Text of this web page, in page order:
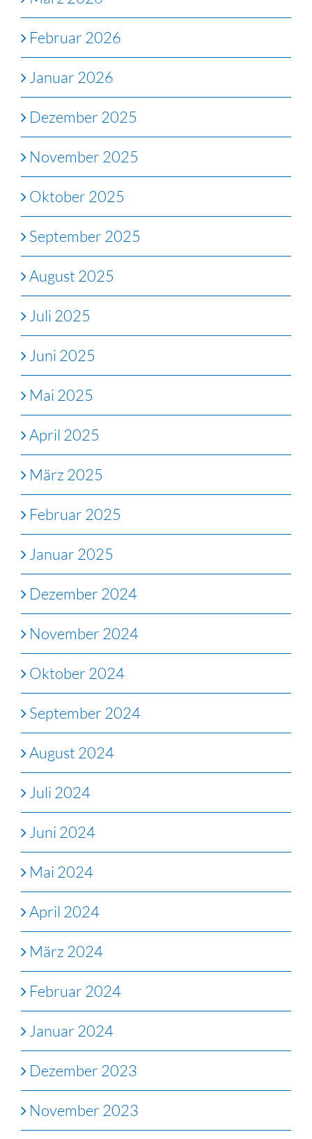
Februar 2026
Januar 2026
Dezember 2025
November 2025
Oktober 2025
September 2025
August 2025
Juli 2025
Juni 2025
Mai 2025
April 2025
März 2025
Februar 2025
Januar 2025
Dezember 2024
November 2024
Oktober 2024
September 2024
August 2024
Juli 2024
Juni 2024
Mai 2024
April 2024
März 2024
Februar 2024
Januar 2024
Dezember 2023
November 2023